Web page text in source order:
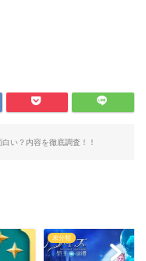
い？内容を徹底調査！！
未分類